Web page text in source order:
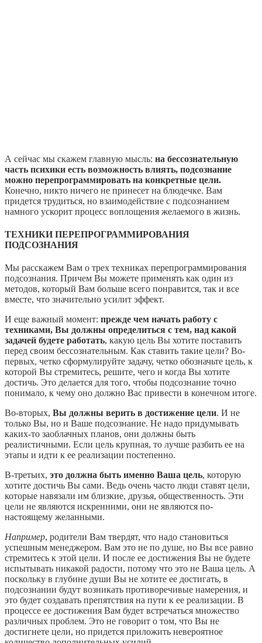
А сейчас мы скажем главную мысль: на бессознательную
часть психики есть возможность влиять, подсознание
можно перепрограммировать на конкретные цели.
Конечно, никто ничего не принесет на блюдечке. Вам
придется трудиться, но взаимодействие с подсознанием
намного ускорит процесс воплощения желаемого в жизнь.
ТЕХНИКИ ПЕРЕПРОГРАММИРОВАНИЯ
ПОДСОЗНАНИЯ
Мы расскажем Вам о трех техниках перепрограммирования
подсознания. Причем Вы можете применять как один из
методов, который Вам больше всего понравится, так и все
вместе, что значительно усилит эффект.
И еще важный момент: прежде чем начать работу с
техниками, Вы должны определиться с тем, над какой
задачей будете работать, какую цель Вы хотите поставить
перед своим бессознательным. Как ставить такие цели? Во-
первых, четко сформулируйте задачу, четко обозначьте цель, к
которой Вы стремитесь, решите, чего и когда Вы хотите
достичь. Это делается для того, чтобы подсознание точно
понимало, к чему оно должно Вас привести в конечном итоге.
Во-вторых, Вы должны верить в достижение цели. И не
только Вы, но и Ваше подсознание. Не надо придумывать
каких-то заоблачных планов, они должны быть
реалистичными. Если цель крупная, то лучше разбить ее на
этапы и идти к ее реализации постепенно.
В-третьих, это должна быть именно Ваша цель, которую
хотите достичь Вы сами. Ведь очень часто люди ставят цели,
которые навязали им близкие, друзья, общественность. Эти
цели не являются искренними, они не являются по-
настоящему желанными.
Например, родители Вам твердят, что надо становиться
успешным менеджером. Вам это не по душе, но Вы все равно
стремитесь к этой цели. И после ее достижения Вы не будете
испытывать никакой радости, потому что это не Ваша цель. А
поскольку в глубине души Вы не хотите ее достигать, в
подсознании будут возникать противоречивые намерения, и
это будет создавать препятствия на пути к ее реализации. В
процессе ее достижения Вам будет встречаться множество
различных проблем. Это не говорит о том, что Вы не
достигнете цели, но придется приложить невероятное